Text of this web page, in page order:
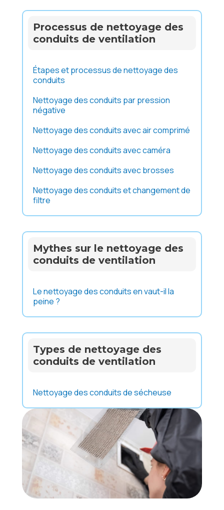
Processus de nettoyage des
conduits de ventilation
Étapes et processus de nettoyage des
conduits
Nettoyage des conduits par pression
négative
Nettoyage des conduits avec air comprimé
Nettoyage des conduits avec caméra
Nettoyage des conduits avec brosses
Nettoyage des conduits et changement de
filtre
Mythes sur le nettoyage des
conduits de ventilation
Le nettoyage des conduits en vaut-il la
peine ?
Types de nettoyage des
conduits de ventilation
Nettoyage des conduits de sécheuse